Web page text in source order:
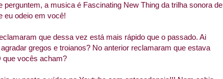
perguntem, a musica é Fascinating New Thing da trilha sonora de
eu odeio em você!
que dessa vez está mais rápido que o passado. Ai
gregos e troianos? No anterior reclamaram que estava
que vocês acham?